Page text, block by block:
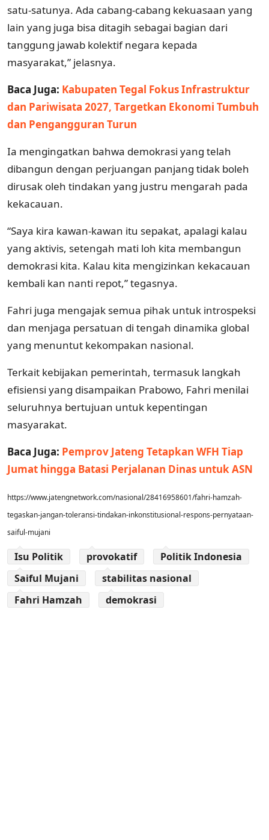
satu-satunya. Ada cabang-cabang kekuasaan yang
lain yang juga bisa ditagih sebagai bagian dari
tanggung jawab kolektif negara kepada
masyarakat,” jelasnya.
Baca Juga: Kabupaten Tegal Fokus Infrastruktur
dan Pariwisata 2027, Targetkan Ekonomi Tumbuh
dan Pengangguran Turun
Ia mengingatkan bahwa demokrasi yang telah
dibangun dengan perjuangan panjang tidak boleh
dirusak oleh tindakan yang justru mengarah pada
kekacauan.
“Saya kira kawan-kawan itu sepakat, apalagi kalau
yang aktivis, setengah mati loh kita membangun
demokrasi kita. Kalau kita mengizinkan kekacauan
kembali kan nanti repot,” tegasnya.
Fahri juga mengajak semua pihak untuk introspeksi
dan menjaga persatuan di tengah dinamika global
yang menuntut kekompakan nasional.
Terkait kebijakan pemerintah, termasuk langkah
efisiensi yang disampaikan Prabowo, Fahri menilai
seluruhnya bertujuan untuk kepentingan
masyarakat.
Baca Juga: Pemprov Jateng Tetapkan WFH Tiap
Jumat hingga Batasi Perjalanan Dinas untuk ASN
https://www.jatengnetwork.com/nasional/28416958601/fahri-hamzah-
tegaskan-jangan-toleransi-tindakan-inkonstitusional-respons-pernyataan-
saiful-mujani
Isu Politik provokatif
Politik Indonesia
Saiful Mujani
stabilitas nasional
Fahri Hamzah
demokrasi